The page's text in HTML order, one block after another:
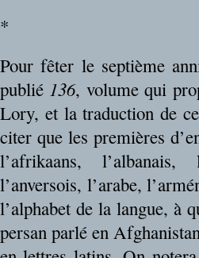
*
Pour fêter le septième
publié 136, volume qui
Lory, et la traduction de
citer que les premières
l’afrikaans, l’albanais,
l’anversois, l’arabe,
l’alphabet de la langue, à
persan parlé en